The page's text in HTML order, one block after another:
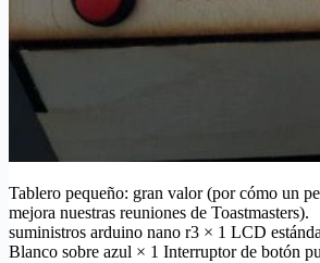
Tablero pequeño: gran valor (por cómo un
mejora nuestras reuniones de
suministros arduino nano r3 × 1 LCD
Blanco sobre azul × 1 Interruptor de botón